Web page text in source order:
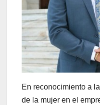
En reconocimiento a
de la mujer en el